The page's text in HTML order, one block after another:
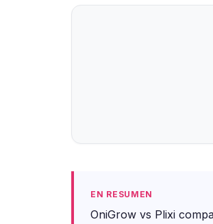
EN RESUMEN
OniGrow vs Plixi